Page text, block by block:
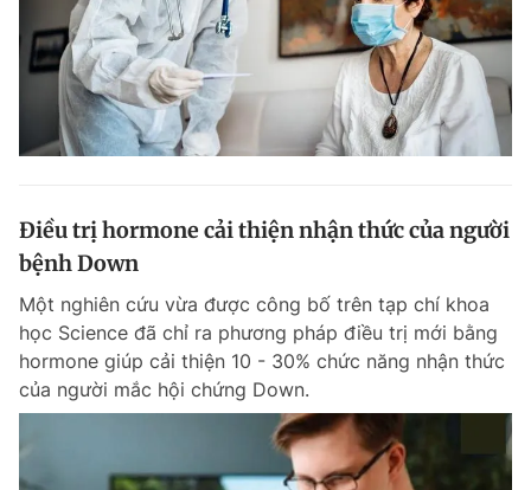
Điều trị hormone cải thiện nhận thức của người
bệnh Down
Một nghiên cứu vừa được công bố trên tạp chí khoa
học Science đã chỉ ra phương pháp điều trị mới bằng
hormone giúp cải thiện 10 - 30% chức năng nhận thức
của người mắc hội chứng Down.